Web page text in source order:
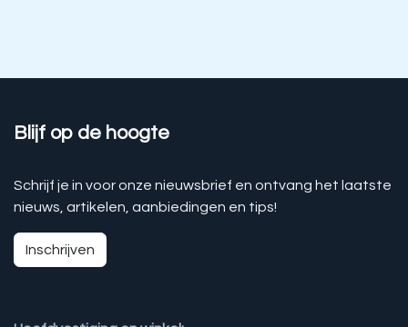
Blijf op de hoogte
Schrijf je in voor onze nieuwsbrief en ontvang het laatste
nieuws, artikelen, aanbiedingen en tips!
Inschrijven